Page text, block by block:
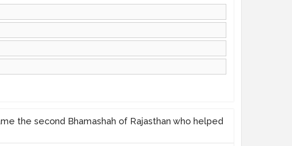
/ Name the second Bhamashah of Rajasthan who helped